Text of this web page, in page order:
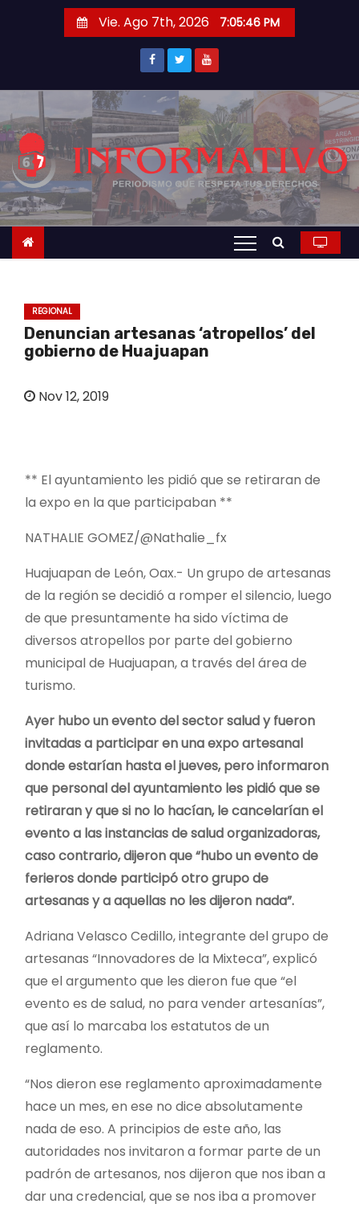
r
a
c
o
t
Vie. Ago 7th, 2026 7:05:48 PM
REGIONAL
Denuncian artesanas ‘atropellos’ del
gobierno de Huajuapan
Nov 12, 2019
** El ayuntamiento les pidió que se retiraran de
la expo en la que participaban **
NATHALIE GOMEZ/@Nathalie_fx
Huajuapan de León, Oax.- Un grupo de artesanas
de la región se decidió a romper el silencio, luego
de que presuntamente ha sido víctima de
diversos atropellos por parte del gobierno
municipal de Huajuapan, a través del área de
turismo.
Ayer hubo un evento del sector salud y fueron
invitadas a participar en una expo artesanal
donde estarían hasta el jueves, pero informaron
que personal del ayuntamiento les pidió que se
retiraran y que si no lo hacían, le cancelarían el
evento a las instancias de salud organizadoras,
caso contrario, dijeron que “hubo un evento de
ferieros donde participó otro grupo de
artesanas y a aquellas no les dijeron nada”.
Adriana Velasco Cedillo, integrante del grupo de
artesanas “Innovadores de la Mixteca”, explicó
que el argumento que les dieron fue que “el
evento es de salud, no para vender artesanías”,
que así lo marcaba los estatutos de un
reglamento.
“Nos dieron ese reglamento aproximadamente
hace un mes, en ese no dice absolutamente
nada de eso. A principios de este año, las
autoridades nos invitaron a formar parte de un
padrón de artesanos, nos dijeron que nos iban a
dar una credencial, que se nos iba a promover